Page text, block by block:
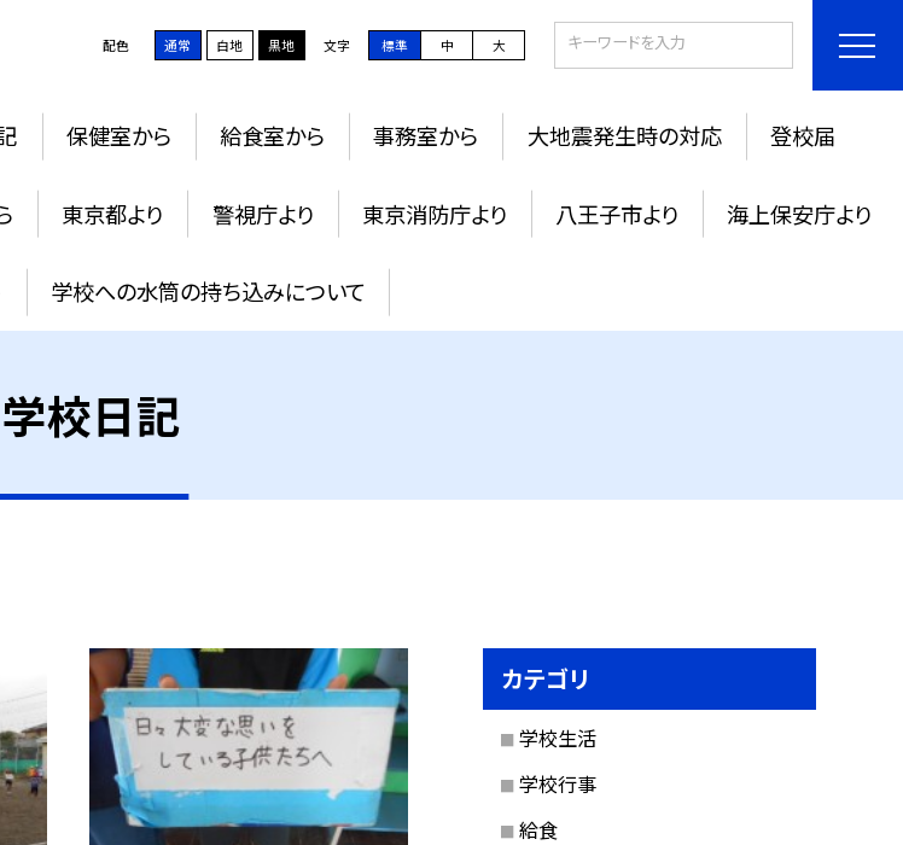
配色 通常 白地 黒地 文字 標準 中 大
保健室から 給食室から 事務室から 大地震発生時の対応 登校届
東京都より 警視庁より 東京消防庁より 八王子市より 海上保安庁より
学校への水筒の持ち込みについて
学校日記
カテゴリ
学校生活
学校行事
給食